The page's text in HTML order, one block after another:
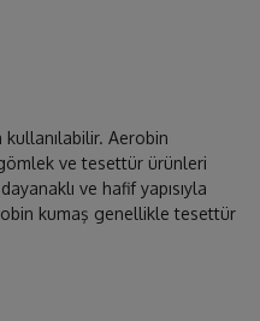
Aerobin
ve tesettür ürünleri
ve hafif yapısıyla
kumaş genellikle tesettür